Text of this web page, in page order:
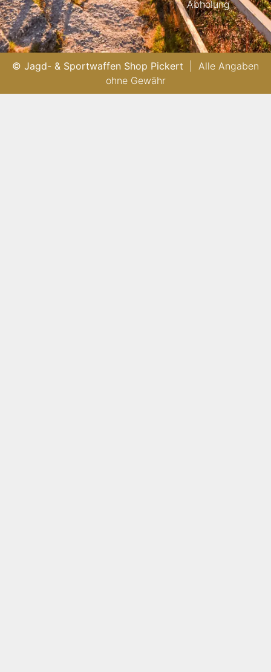
Abholung
© Jagd- & Sportwaffen Shop Pickert | Alle Angaben
ohne Gewähr